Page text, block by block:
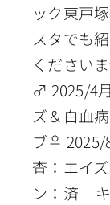
ック東戸
スタでも
くださ
♂ 2025/4
ズ＆白血
ブ♀ 2025/
査：エイ
ン：済 キ